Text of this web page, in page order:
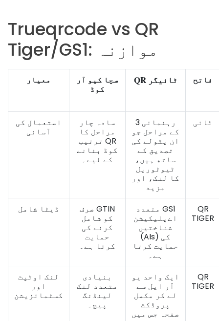
Trueqrcode vs QR
Tiger/GS1: موازنہ
معیار
سچا کیو آر
کوڈ
QR ٹائیگر فاتح
استعمال کی
آسانی
سادہ چار
مراحل کا
ترتیب QR
کوڈ بنانے
کے لیے۔
3 رہنمائی
کے مراحل جو
ان پٹولے کی
تصدیق کے
ساتھ ہیں،
ٹیوٹوریل
کا لنک، اور
مزید
ٹائی
ڈیٹا شامل
صرف GTIN
کو شامل
کرنے کی
حمایت
کرتا ہے۔
متعدد GS1
اےپلیکیشن
شناختیں
(AIs) کی
حمایت کرتا
ہے۔
QR
TIGER
لنک اوٹپٹ
اور
کسٹمائزیشن
بنیادی
متعدد لنک
لینڈنگ
پیج۔
ایک واحد یو
آر ایل سے
لے کر مکمل
پروڈکٹ
صفحہ جس میں
QR
TIGER